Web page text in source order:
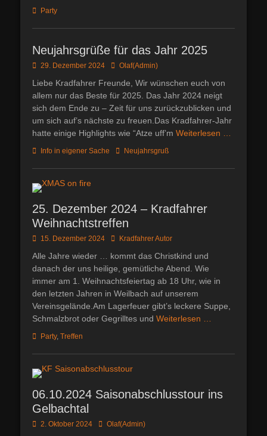
Kategorien
Party
Neujahrsgrüße für das Jahr 2025
Posted
29. Dezember 2024 AutorOlaf(Admin)
Liebe Kradfahrer Freunde, Wir wünschen euch von
allem nur das Beste für 2025. Das Jahr 2024 neigt
sich dem Ende zu – Zeit für uns zurückzublicken und
um sich auf’s nächste zu freuen.Das Kradfahrer-Jahr
hatte einige Highlights wie “Atze uff’m Weiterlesen …
Kategorien
Info in eigener Sache Schlagworte
Neujahrsgruß
25. Dezember 2024 – Kradfahrer
Weihnachtstreffen
Posted
15. Dezember 2024 AutorKradfahrer Autor
Alle Jahre wieder … kommt das Christkind und
danach der uns heilige, gemütliche Abend. Wie
immer am 1. Weihnachtsfeiertag ab 18 Uhr, wie in
den letzten Jahren in Weilbach auf unserem
Vereinsgelände.Am Lagerfeuer gibt’s leckere Suppe,
Schmalzbrot oder Gegrilltes und Weiterlesen …
Kategorien
Party, Treffen
06.10.2024 Saisonabschlusstour ins
Gelbachtal
Posted
2. Oktober 2024 AutorOlaf(Admin)